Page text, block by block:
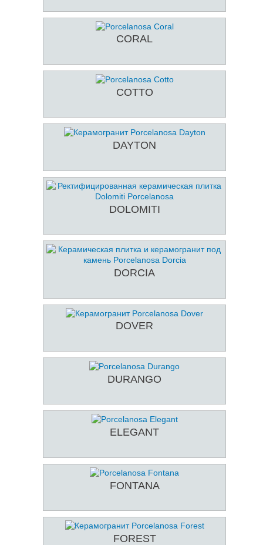
CORAL
COTTO
DAYTON
DOLOMITI
DORCIA
DOVER
DURANGO
ELEGANT
FONTANA
FOREST